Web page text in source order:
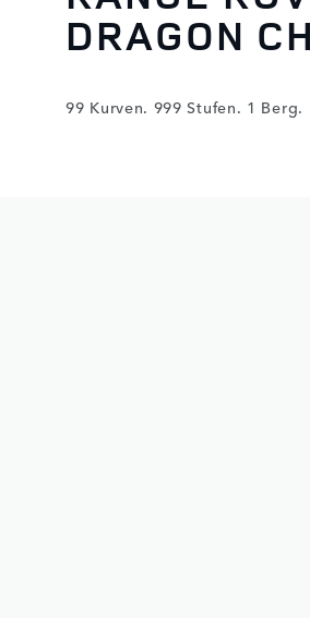
DRAGON
99 Kurven. 999 Stufen. 1 Berg.